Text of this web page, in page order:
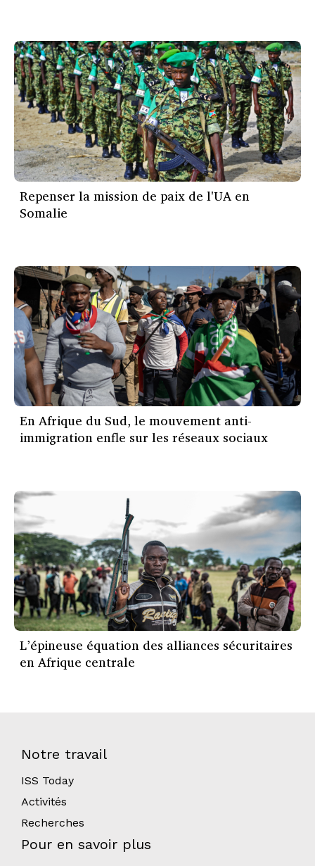
Repenser la mission de paix de l'UA en
Somalie
En Afrique du Sud, le mouvement anti-
immigration enfle sur les réseaux sociaux
L’épineuse équation des alliances sécuritaires
en Afrique centrale
Notre travail
ISS Today
Activités
Recherches
Pour en savoir plus